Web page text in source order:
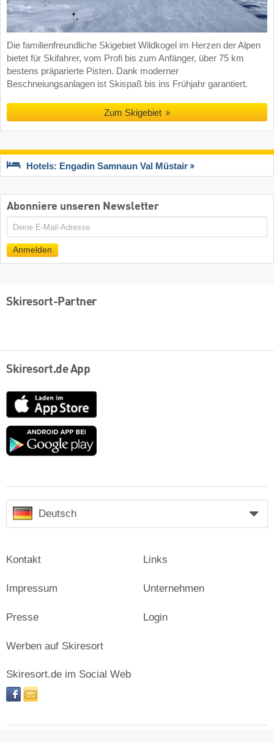
Die familienfreundliche Skigebiet Wildkogel im Herzen der Alpen
bietet für Skifahrer, vom Profi bis zum Anfänger, über 75 km
bestens präparierte Pisten. Dank moderner
Beschneiungsanlagen ist Skispaß bis ins Frühjahr garantiert.
Zum Skigebiet
Hotels: Engadin Samnaun Val Müstair
Abonniere unseren Newsletter
E-
Anmelden
Skiresort-Partner
Skiresort.de App
App
Store
Google
Deutsch
Kontakt
Impressum
Presse
Links
Unternehmen
Login
Werben auf Skiresort
Skiresort.de im Social Web
facebooknewsletter